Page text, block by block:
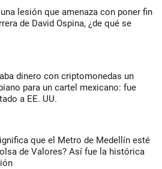
lesión que amenaza con poner fin
de David Ospina, ¿de qué se
dinero con criptomonedas un
para un cartel mexicano: fue
a EE. UU.
que el Metro de Medellín esté
de Valores? Así fue la histórica